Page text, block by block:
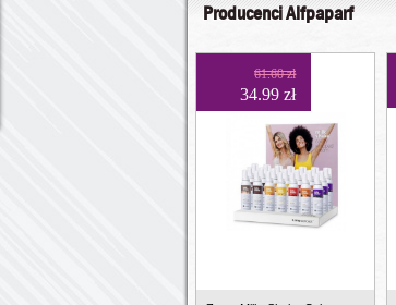
Producenci Alfpaparf
61.60 zł
34.99 zł